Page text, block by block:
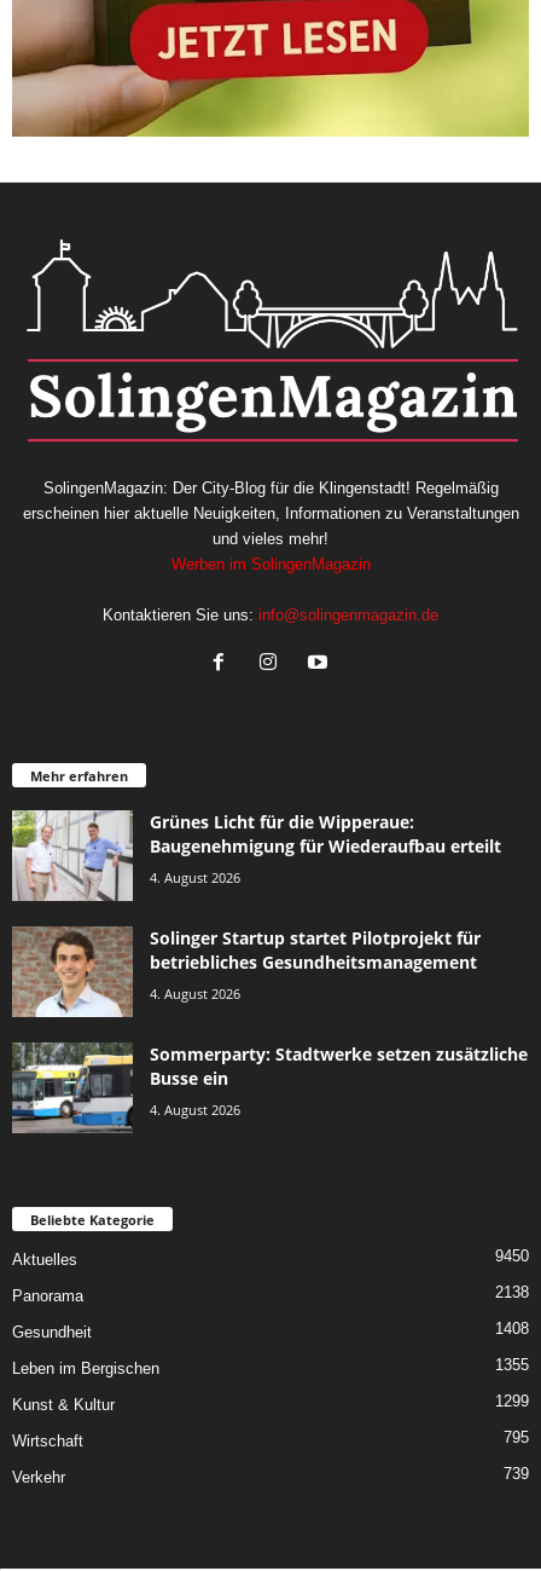
SolingenMagazin: Der City-Blog für die Klingenstadt! Regelmäßig
erscheinen hier aktuelle Neuigkeiten, Informationen zu Veranstaltungen
und vieles mehr!
Werben im SolingenMagazin
Kontaktieren Sie uns: info@solingenmagazin.de
Mehr erfahren
Grünes Licht für die Wipperaue:
Baugenehmigung für Wiederaufbau erteilt
4. August 2026
Solinger Startup startet Pilotprojekt für
betriebliches Gesundheitsmanagement
4. August 2026
Sommerparty: Stadtwerke setzen zusätzliche
Busse ein
4. August 2026
Beliebte Kategorie
Aktuelles 9450
Panorama 2138
Gesundheit 1408
Leben im Bergischen 1355
Kunst & Kultur 1299
Wirtschaft 795
Verkehr 739